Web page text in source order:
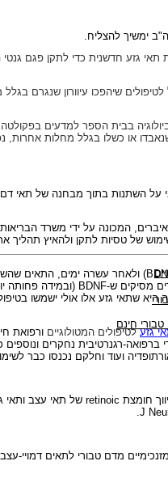
ימשיך להצליח.
תאי גזע חדשנית כדי לתקן פגם
שיהפכו עיוורון שנגרם
בבית הספר למדעים
או כשלו בגלל מחלות אחרות,
על השתנות בתוך מבחנה של תאי דם
המכונה על ידי משרד
של טסיות לתקן ולהאיץ תהליך
) ולאחר עשרה ימים, התאים
מסיקים ש-BDNF (ובמידה פחותה
היא שתאי גזע אלו אולי ישמשו
גזע לטיפולים המטולוגיים ורפואת
ברפואה-רגנרטיבית נחקרים
ועוד וחלקם נכנסו כבר
חומצת retinoic של תאי עצב ותאי
J
מדם טבורי לתאים דמויי-
חינם